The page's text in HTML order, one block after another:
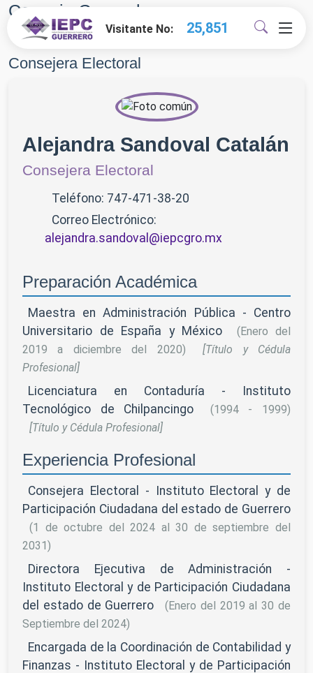
Visitante No: 27,460
Consejo General
Volver al Índice
Consejera Electoral
Alejandra Sandoval Catalán
Consejera Electoral
Teléfono: 747-471-38-20
Correo Electrónico:
alejandra.sandoval@iepcgro.mx
Preparación Académica
Maestra en Administración Pública - Centro
Universitario de España y México
(Enero del
2019 a diciembre del 2020)
[Título y Cédula
Profesional]
Licenciatura en Contaduría - Instituto
Tecnológico de Chilpancingo
(1994 - 1999)
[Título y Cédula Profesional]
Experiencia Profesional
Consejera Electoral - Instituto Electoral y de
Participación Ciudadana del estado de Guerrero
(1 de octubre del 2024 al 30 de septiembre del
2031)
Directora Ejecutiva de Administración -
Instituto Electoral y de Participación Ciudadana
del estado de Guerrero
(Enero del 2019 al 30 de
Septiembre del 2024)
Encargada de la Coordinación de Contabilidad y
Finanzas - Instituto Electoral y de Participación